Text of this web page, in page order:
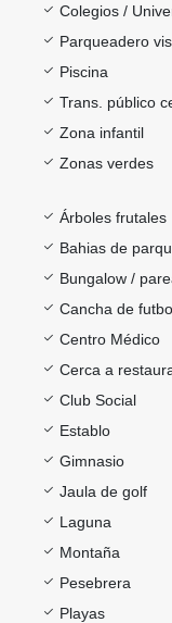
Colegios /
Parqueadero
Piscina
Trans. público
Zona infantil
Zonas verdes
Árboles frutales
Bahias de
Bungalow /
Cancha de
Centro Médico
Cerca a
Club Social
Establo
Gimnasio
Jaula de golf
Laguna
Montaña
Pesebrera
Playas